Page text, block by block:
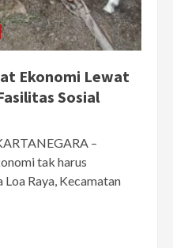
Ekonomi Lewat
Sosial
–
tak harus
Raya, Kecamatan